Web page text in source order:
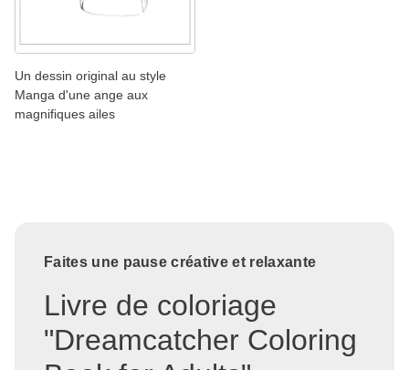
Un dessin original au style
Manga d'une ange aux
magnifiques ailes
Faites une pause créative et relaxante
Livre de coloriage
"Dreamcatcher Coloring